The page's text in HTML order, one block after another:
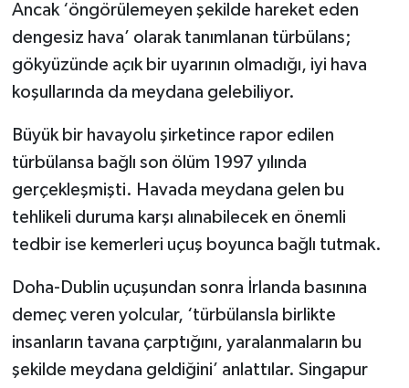
Ancak ‘öngörülemeyen şekilde hareket eden
dengesiz hava’ olarak tanımlanan türbülans;
gökyüzünde açık bir uyarının olmadığı, iyi hava
koşullarında da meydana gelebiliyor.
Büyük bir havayolu şirketince rapor edilen
türbülansa bağlı son ölüm 1997 yılında
gerçekleşmişti. Havada meydana gelen bu
tehlikeli duruma karşı alınabilecek en önemli
tedbir ise kemerleri uçuş boyunca bağlı tutmak.
Doha-Dublin uçuşundan sonra İrlanda basınına
demeç veren yolcular, ‘türbülansla birlikte
insanların tavana çarptığını, yaralanmaların bu
şekilde meydana geldiğini’ anlattılar. Singapur